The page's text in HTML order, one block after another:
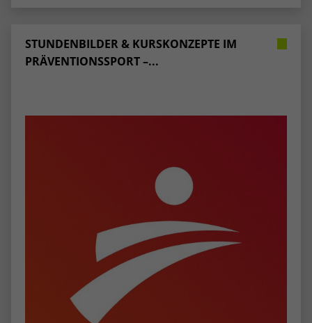
STUNDENBILDER & KURSKONZEPTE IM
PRÄVENTIONSSPORT –...